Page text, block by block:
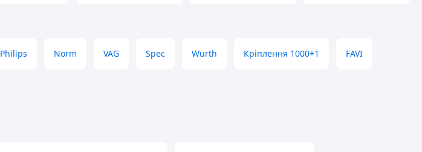
Philips Norm VAG Spec Wurth Кріплення 1000+1 FAVI